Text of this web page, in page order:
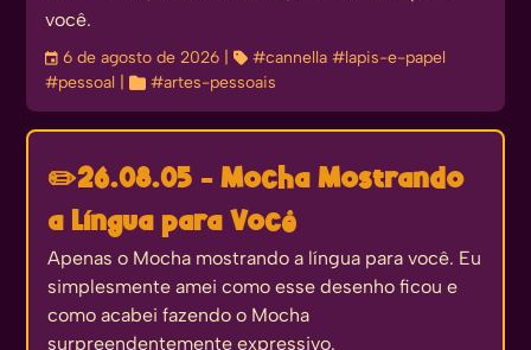
você.
󰃭6 de agosto de 2026 | #cannella #lapis-e-papel
#pessoal
| #artes-pessoais
✏️26.08.05 - Mocha Mostrando
a Língua para Você
Apenas o Mocha mostrando a língua para você. Eu
simplesmente amei como esse desenho ficou e
como acabei fazendo o Mocha
surpreendentemente expressivo.